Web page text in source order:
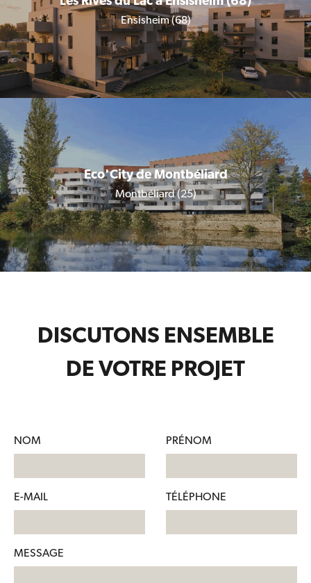
Ensisheim (68)
Eco'City de Montbéliard
Montbéliard (25)
DISCUTONS ENSEMBLE
DE VOTRE PROJET
NOM PRÉNOM
E-MAIL TÉLÉPHONE
MESSAGE